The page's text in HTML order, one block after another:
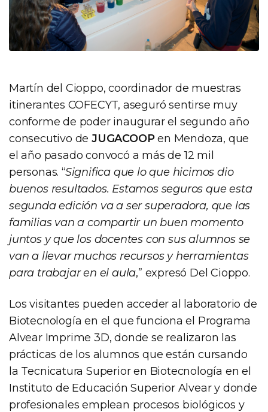
Martín del Cioppo, coordinador de muestras
itinerantes COFECYT, aseguró sentirse muy
conforme de poder inaugurar el segundo año
consecutivo deJUGACOOPen Mendoza, que
el año pasado convocó a más de 12 mil
personas. “Significa que lo que hicimos dio
buenos resultados. Estamos seguros que esta
segunda edición va a ser superadora, que las
familias van a compartir un buen momento
juntos y que los docentes con sus alumnos se
van a llevar muchos recursos y herramientas
para trabajar en el aula,” expresó Del Cioppo.
Los visitantes pueden acceder al laboratorio de
Biotecnología en el que funciona el Programa
Alvear Imprime 3D, donde se realizaron las
prácticas de los alumnos que están cursando
la Tecnicatura Superior en Biotecnología en el
Instituto de Educación Superior Alvear y donde
profesionales emplean procesos biológicos y